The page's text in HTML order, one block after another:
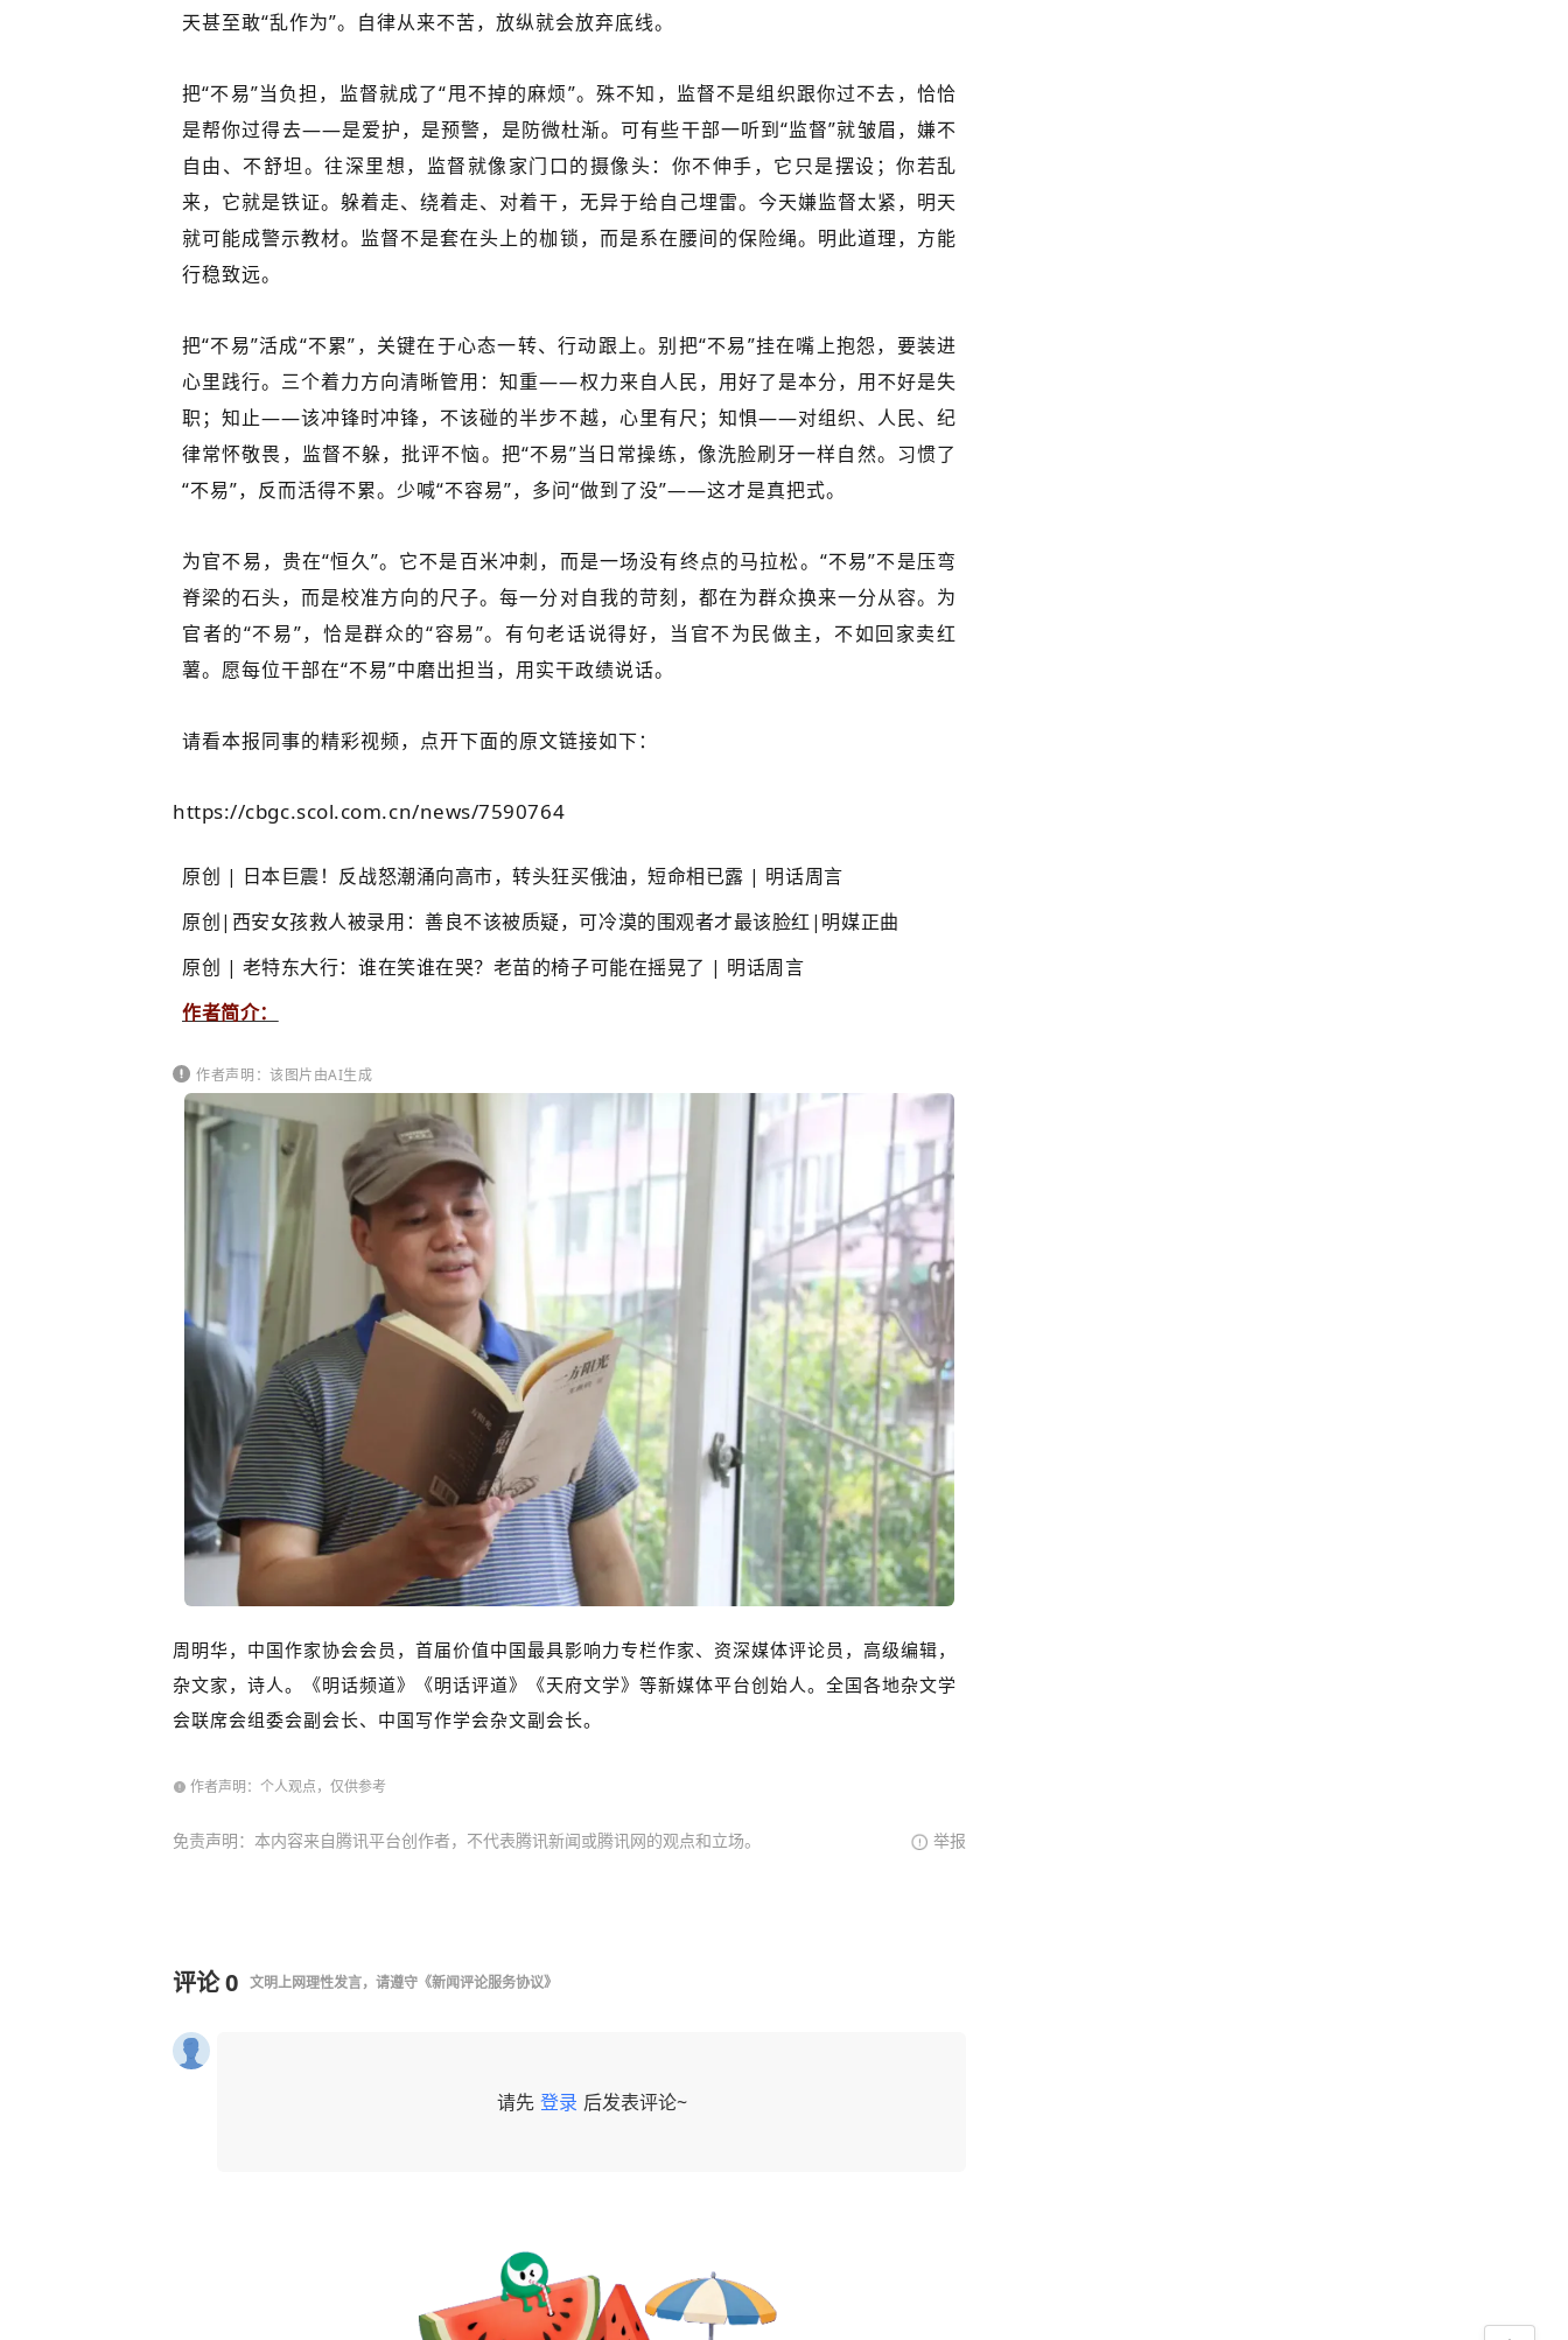
天甚至敢“乱作为”。自律从来不苦，放纵就会放弃底线。
把“不易”当负担，监督就成了“甩不掉的麻烦”。殊不知，监督不是组织跟你过不去，恰恰
是帮你过得去——是爱护，是预警，是防微杜渐。可有些干部一听到“监督”就皱眉，嫌不
自由、不舒坦。往深里想，监督就像家门口的摄像头：你不伸手，它只是摆设；你若乱
来，它就是铁证。躲着走、绕着走、对着干，无异于给自己埋雷。今天嫌监督太紧，明天
就可能成警示教材。监督不是套在头上的枷锁，而是系在腰间的保险绳。明此道理，方能
行稳致远。
把“不易”活成“不累”，关键在于心态一转、行动跟上。别把“不易”挂在嘴上抱怨，要装进
心里践行。三个着力方向清晰管用：知重——权力来自人民，用好了是本分，用不好是失
职；知止——该冲锋时冲锋，不该碰的半步不越，心里有尺；知惧——对组织、人民、纪
律常怀敬畏，监督不躲，批评不恼。把“不易”当日常操练，像洗脸刷牙一样自然。习惯了
“不易”，反而活得不累。少喊“不容易”，多问“做到了没”——这才是真把式。
为官不易，贵在“恒久”。它不是百米冲刺，而是一场没有终点的马拉松。“不易”不是压弯
脊梁的石头，而是校准方向的尺子。每一分对自我的苛刻，都在为群众换来一分从容。为
官者的“不易”，恰是群众的“容易”。有句老话说得好，当官不为民做主，不如回家卖红
薯。愿每位干部在“不易”中磨出担当，用实干政绩说话。
请看本报同事的精彩视频，点开下面的原文链接如下：
https://cbgc.scol.com.cn/news/7590764
原创 | 日本巨震！反战怒潮涌向高市，转头狂买俄油，短命相已露 | 明话周言
原创|西安女孩救人被录用：善良不该被质疑，可冷漠的围观者才最该脸红|明媒正曲
原创 | 老特东大行：谁在笑谁在哭？老苗的椅子可能在摇晃了 | 明话周言
作者简介：
作者声明：该图片由AI生成
周明华，中国作家协会会员，首届价值中国最具影响力专栏作家、资深媒体评论员，高级编辑，
杂文家，诗人。《明话频道》《明话评道》《天府文学》等新媒体平台创始人。全国各地杂文学
会联席会组委会副会长、中国写作学会杂文副会长。
作者声明：个人观点，仅供参考
免责声明：本内容来自腾讯平台创作者，不代表腾讯新闻或腾讯网的观点和立场。 举报
评论0 文明上网理性发言，请遵守 《新闻评论服务协议》
请先 登录 后发表评论~